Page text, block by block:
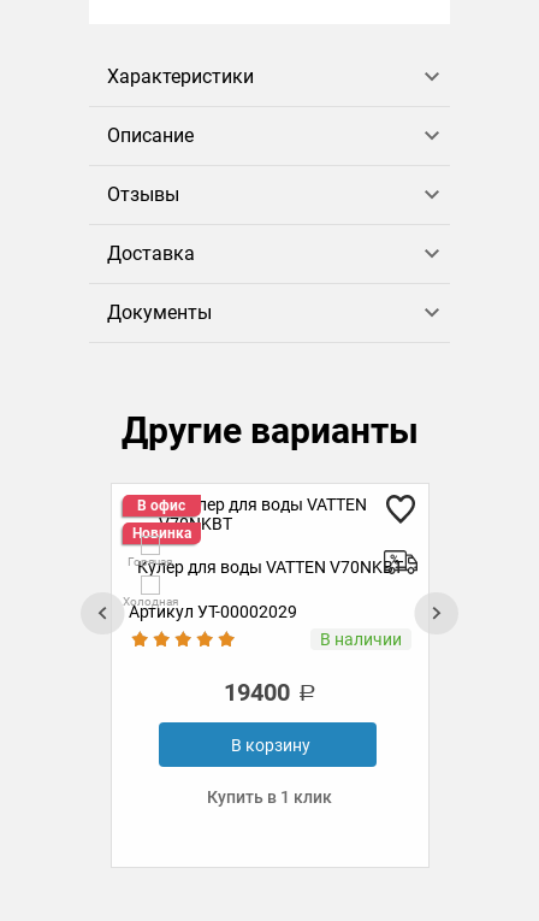
Характеристики
Описание
Отзывы
Доставка
Документы
Другие варианты
В офис
Новинка
Горячая
Холодная
Кулер для воды VATTEN V70NKBT
Артикул УТ-00002029
В наличии
19400
В корзину
Купить в 1 клик